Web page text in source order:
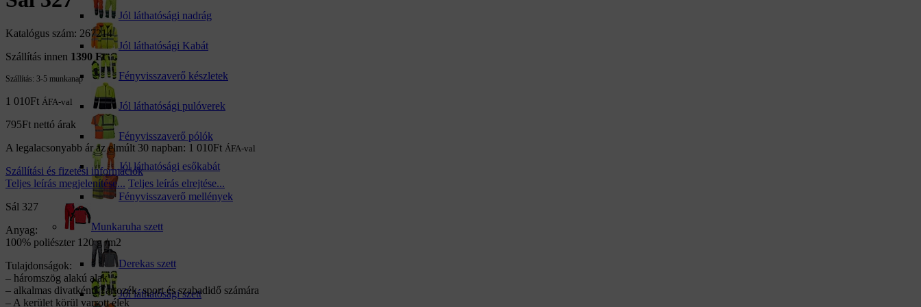
Jól láthatósági nadrág
Jól láthatósági Kabát
Fényvisszaverő készletek
Jól láthatósági pulóverek
Fényvisszaverő pólók
Jól láthatósági esőkabát
Fényvisszaverő mellények
Munkaruha szett
Derekas szett
Jól láthatósági szett
Katalógus szám: 267214
Szállítás innen 1390 Ft
Szállítás: 3-5 munkanap
1 010Ft ÁFA-val
795Ft nettó árak
A legalacsonyabb ár az elmúlt 30 napban: 1 010Ft ÁFA-val
Szállítási és fizetési információk
Teljes leírás megjelenítése... Teljes leírás elrejtése...
Sál 327
Anyag:
100% poliészter 120 g /m2
Tulajdonságok:
– háromszög alakú alak
– alkalmas divatként. Tartozék, sport és szabadidő számára
– A kerület körül varrott élek